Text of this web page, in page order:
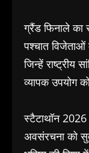
ग्रैंड फिनाले का
पश्चात विजेताओं
जिन्हें राष्ट्रीय
व्यापक उपयोग
स्टैटाथॉन 2026
अवसंरचना को